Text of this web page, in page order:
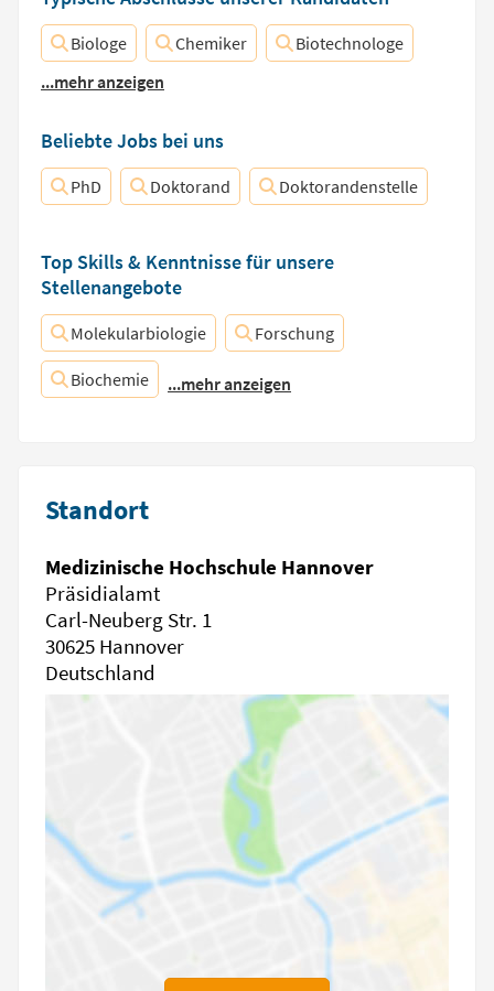
Biologe Chemiker
Biotechnologe
...mehr anzeigen
Beliebte Jobs bei uns
PhD Doktorand Doktorandenstelle
Top Skills & Kenntnisse für unsere
Stellenangebote
Molekularbiologie Forschung
Biochemie ...mehr anzeigen
Standort
Medizinische Hochschule Hannover
Präsidialamt
Carl-Neuberg Str. 1
30625 Hannover
Deutschland